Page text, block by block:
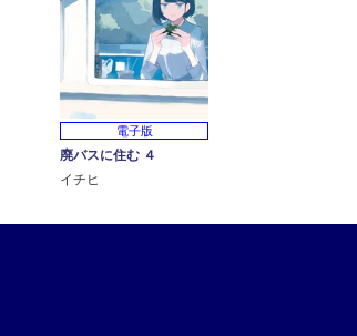
電子版
廃バスに住む ４
イチヒ